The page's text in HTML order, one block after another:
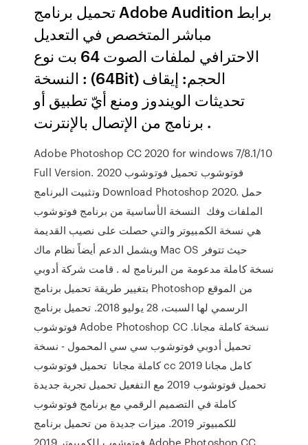
تحميل برنامج Adobe Audition برابط
مباشر المتخصص في التعديل
الاحترافي لملفات الصوت 64 بت نوع
النسخة : (64Bit) الحجم: إيقاف
تحديثات الويندوز ومنع أيّ تطبيق أو
برنامج من الإتصال بالإنترنت .
Adobe Photoshop CC 2020 for windows 7/8.1/10
Full Version. فوتوشوب تحميل فوتوشوب 2020
وتثبيت البرنامج Download Photoshop 2020. حمل
الملفات وفك النسخة الأساسية من برنامج فوتوشوب
هي نسخة الكمبيوتر والتي حصلت على نصيب القديمة
ويشمل الدعم أيضاً نظام ماك Mac OS حيث تتوفر
نسخة كاملة مدعومة من البرنامج له . قامت شركة أدوبي
بتغيير طريقة تحميل برنامج Photoshop من الموقع
الرسمي لها السبت، 28 يوليو 2018. تحميل برنامج
فوتوشوب Adobe Photoshop CC نسخة كاملة مجانا.
تحميل أدوبي فوتوشوب سي سي المحمول - نسخة
كاملة مجانا تحميل فوتوشوب cc 2019 كامل مجانا
تحميل فوتوشوب 2019 مع التفعيل تحميل تجربة جديدة
كاملة في التصميم الرقمي مع برنامج فوتوشوب
للكمبيوتر 2019. ميزات جديدة من تحميل برنامج
فوتوشوب للكمبيوتر 2019 Adobe Photoshop CC